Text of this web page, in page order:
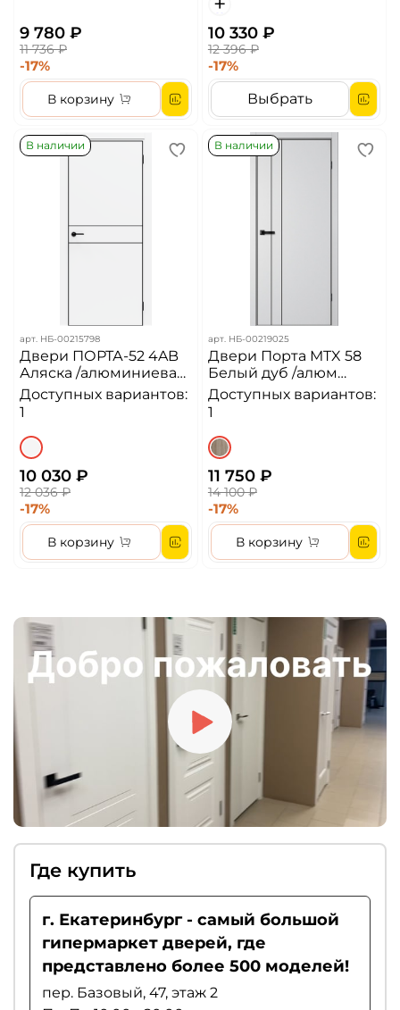
9 780 ₽
11 736 ₽
-17%
В корзину
10 330 ₽
12 396 ₽
-17%
Выбрать
В наличии
арт. НБ-00215798
Двери ПОРТА-52 4AB
Аляска /алюминиевая
кромка с 4-х сторон /Ч/
М
Доступных вариантов:
1
10 030 ₽
12 036 ₽
-17%
В корзину
В наличии
арт. НБ-00219025
Двери Порта MTX 58
Белый дуб /алюм
кромка с 4-х сторон /
ЧМ
Доступных вариантов:
1
11 750 ₽
14 100 ₽
-17%
В корзину
Где купить
г. Екатеринбург - самый большой
гипермаркет дверей, где
представлено более 500 моделей!
пер. Базовый, 47, этаж 2